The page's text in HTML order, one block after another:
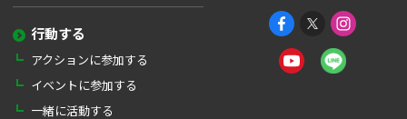
行動する
アクションに参加する
イベントに参加する
一緒に活動する